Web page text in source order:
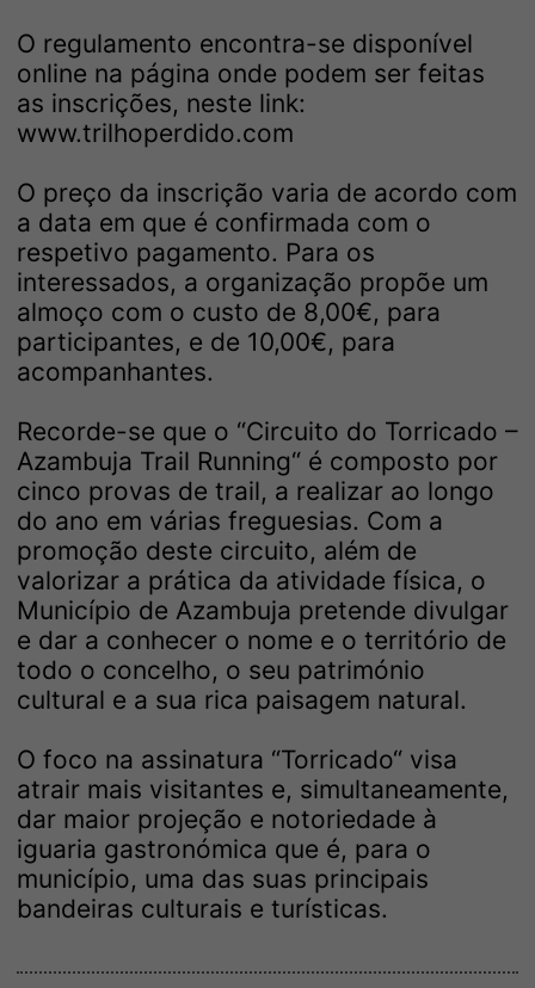
O regulamento encontra-se disponível
online na página onde podem ser feitas
as inscrições, neste link:
www.trilhoperdido.com
O preço da inscrição varia de acordo com
a data em que é confirmada com o
respetivo pagamento. Para os
interessados, a organização propõe um
almoço com o custo de 8,00€, para
participantes, e de 10,00€, para
acompanhantes.
Recorde-se que o “Circuito do Torricado –
Azambuja Trail Running“ é composto por
cinco provas de trail, a realizar ao longo
do ano em várias freguesias. Com a
promoção deste circuito, além de
valorizar a prática da atividade física, o
Município de Azambuja pretende divulgar
e dar a conhecer o nome e o território de
todo o concelho, o seu património
cultural e a sua rica paisagem natural.
O foco na assinatura “Torricado“ visa
atrair mais visitantes e, simultaneamente,
dar maior projeção e notoriedade à
iguaria gastronómica que é, para o
município, uma das suas principais
bandeiras culturais e turísticas.